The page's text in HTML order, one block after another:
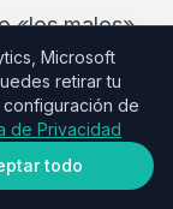
«los malos»
tienen
Microsoft
retirar tu
configuración de
de Privacidad
todo